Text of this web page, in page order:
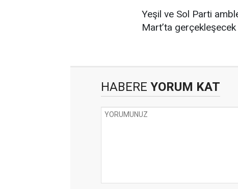
Yeşil ve Sol Parti
Mart’ta
HABERE YORUM KAT